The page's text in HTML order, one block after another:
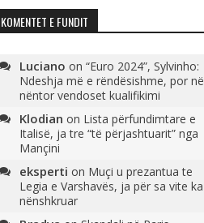
KOMENTET E FUNDIT
Luciano on “Euro 2024”, Sylvinho:
Ndeshja më e rëndësishme, por në
nëntor vendoset kualifikimi
Klodian on Lista përfundimtare e
Italisë, ja tre “të përjashtuarit” nga
Mançini
eksperti on Muçi u prezantua te
Legia e Varshavës, ja për sa vite ka
nënshkruar